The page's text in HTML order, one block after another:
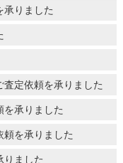
りました
定依頼を承りました
承りました
を承りました
ました